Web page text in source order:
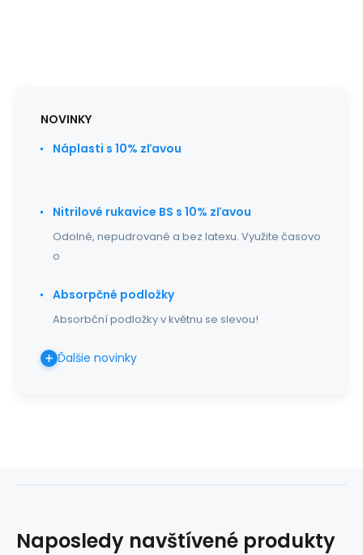
NOVINKY
Náplasti s 10% zľavou
Nitrilové rukavice BS s 10% zľavou
Odolné, nepudrované a bez latexu. Využite časovo
o
Absorpčné podložky
Absorbční podložky v květnu se slevou!
Ďalšie novinky
Naposledy navštívené produkty